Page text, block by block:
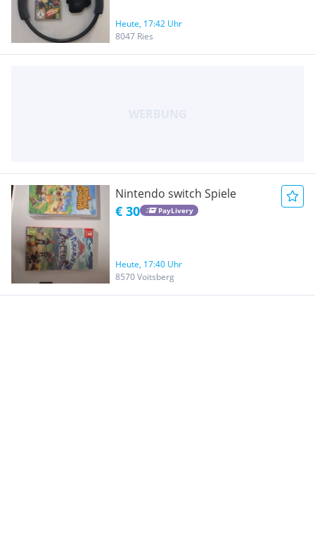
Heute, 17:42 Uhr
8047 Ries
Nintendo switch Spiele
€ 30 PayLivery
Heute, 17:40 Uhr
8570 Voitsberg